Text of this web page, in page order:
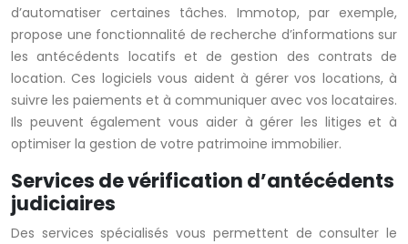
d’automatiser certaines tâches. Immotop, par exemple,
propose une fonctionnalité de recherche d’informations sur
les antécédents locatifs et de gestion des contrats de
location. Ces logiciels vous aident à gérer vos locations, à
suivre les paiements et à communiquer avec vos locataires.
Ils peuvent également vous aider à gérer les litiges et à
optimiser la gestion de votre patrimoine immobilier.
Services de vérification d’antécédents
judiciaires
Des services spécialisés vous permettent de consulter le